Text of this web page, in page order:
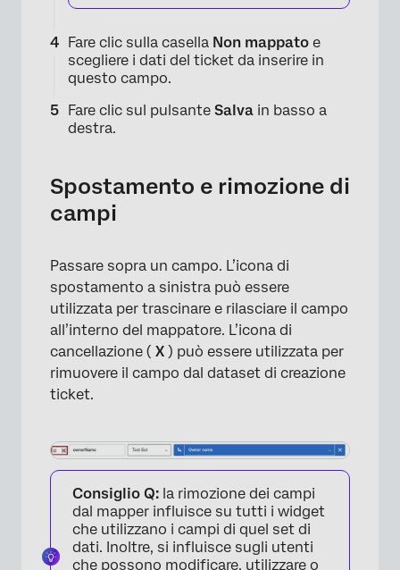
×
Fare clic sulla casella Non mappato e
scegliere i dati del ticket da inserire in
questo campo.
Fare clic sul pulsante Salva in basso a
destra.
Spostamento e rimozione di
campi
Passare sopra un campo. L’icona di
spostamento a sinistra può essere
utilizzata per trascinare e rilasciare il campo
all’interno del mappatore. L’icona di
cancellazione ( X ) può essere utilizzata per
rimuovere il campo dal dataset di creazione
ticket.
Consiglio Q: la rimozione dei campi
dal mapper influisce su tutti i widget
che utilizzano i campi di quel set di
dati. Inoltre, si influisce sugli utenti
che possono modificare, utilizzare o